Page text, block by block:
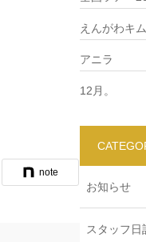
note
えんがわキ
アニラ
12月。
お知らせ
スタッフ日